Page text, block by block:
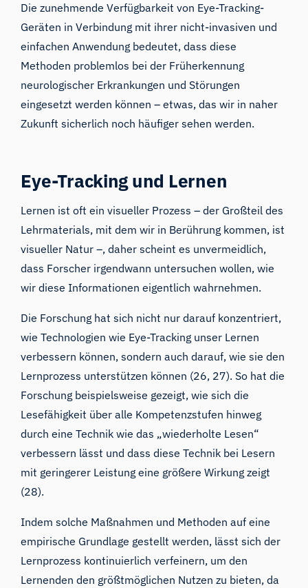
Die zunehmende Verfügbarkeit von Eye-Tracking-
Geräten in Verbindung mit ihrer nicht-invasiven und
einfachen Anwendung bedeutet, dass diese
Methoden problemlos bei der Früherkennung
neurologischer Erkrankungen und Störungen
eingesetzt werden können – etwas, das wir in naher
Zukunft sicherlich noch häufiger sehen werden.
Eye-Tracking und Lernen
Lernen ist oft ein visueller Prozess – der Großteil des
Lehrmaterials, mit dem wir in Berührung kommen, ist
visueller Natur –, daher scheint es unvermeidlich,
dass Forscher irgendwann untersuchen wollen, wie
wir diese Informationen eigentlich wahrnehmen.
Die Forschung hat sich nicht nur darauf konzentriert,
wie Technologien wie Eye-Tracking unser Lernen
verbessern können, sondern auch darauf, wie sie den
Lernprozess unterstützen können (26, 27). So hat die
Forschung beispielsweise gezeigt, wie sich die
Lesefähigkeit über alle Kompetenzstufen hinweg
durch eine Technik wie das „wiederholte Lesen“
verbessern lässt und dass diese Technik bei Lesern
mit geringerer Leistung eine größere Wirkung zeigt
(28).
Indem solche Maßnahmen und Methoden auf eine
empirische Grundlage gestellt werden, lässt sich der
Lernprozess kontinuierlich verfeinern, um den
Lernenden den größtmöglichen Nutzen zu bieten, da